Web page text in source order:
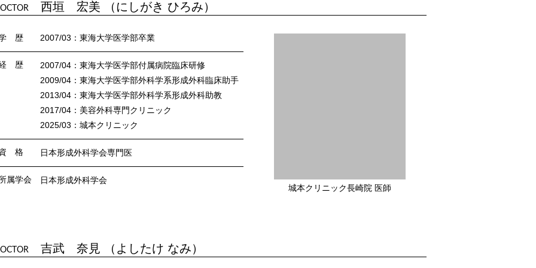
西垣 宏美 （にしがき ひろみ）
歴 2007/03：東海大学医学部卒業
歴
2007/04：東海大学医学部付属病院臨床研修
2009/04：東海大学医学部外科学系形成外科臨床助手
2013/04：東海大学医学部外科学系形成外科助教
2017/04：美容外科専門クリニック
2025/03：城本クリニック
格 日本形成外科学会専門医
属学会
日本形成外科学会
城本クリニック長崎院 医師
吉武 奈見 （よしたけ なみ）